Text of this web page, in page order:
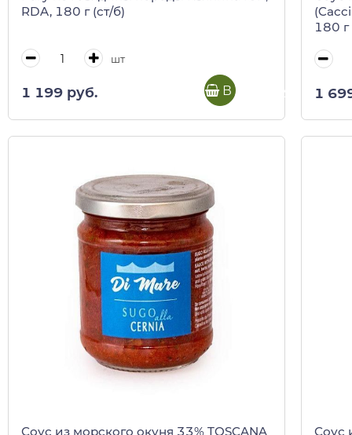
RDA, 180 г (ст/б)
шт
1 199 руб. В корзину
180 г
1
Соус из морского окуня 33% TOSCANA Соус